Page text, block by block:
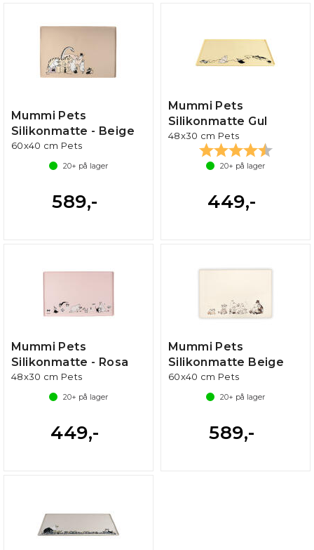
Mummi Pets
Silikonmatte - Beige
60x40 cm Pets
20+ på lager
589,-
Mummi Pets
Silikonmatte Gul
48x30 cm Pets
Karakter: 4.9 av 5
20+ på lager
449,-
Mummi Pets
Silikonmatte - Rosa
48x30 cm Pets
20+ på lager
449,-
Mummi Pets
Silikonmatte Beige
60x40 cm Pets
20+ på lager
589,-